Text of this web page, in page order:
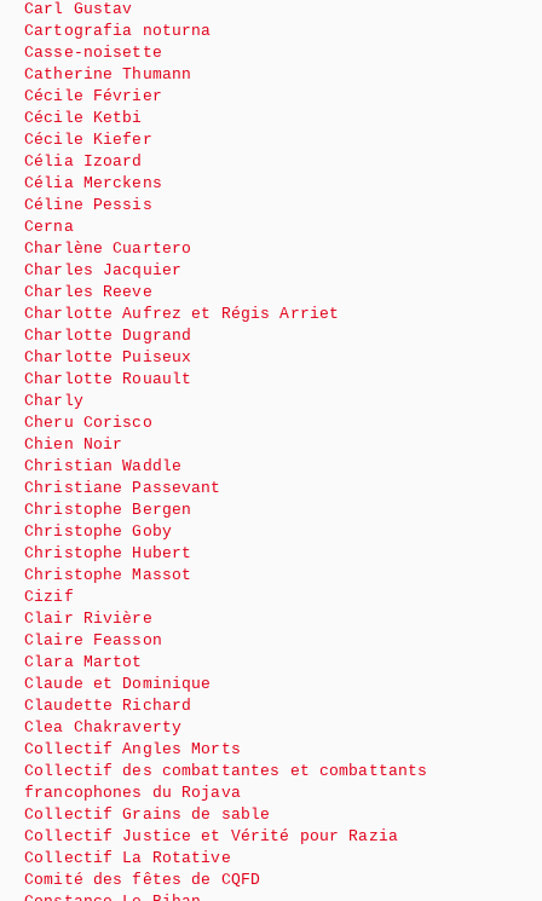
Carl Gustav
Cartografia noturna
Casse-noisette
Catherine Thumann
Cécile Février
Cécile Ketbi
Cécile Kiefer
Célia Izoard
Célia Merckens
Céline Pessis
Cerna
Charlène Cuartero
Charles Jacquier
Charles Reeve
Charlotte Aufrez et Régis Arriet
Charlotte Dugrand
Charlotte Puiseux
Charlotte Rouault
Charly
Cheru Corisco
Chien Noir
Christian Waddle
Christiane Passevant
Christophe Bergen
Christophe Goby
Christophe Hubert
Christophe Massot
Cizif
Clair Rivière
Claire Feasson
Clara Martot
Claude et Dominique
Claudette Richard
Clea Chakraverty
Collectif Angles Morts
Collectif des combattantes et combattants
francophones du Rojava
Collectif Grains de sable
Collectif Justice et Vérité pour Razia
Collectif La Rotative
Comité des fêtes de CQFD